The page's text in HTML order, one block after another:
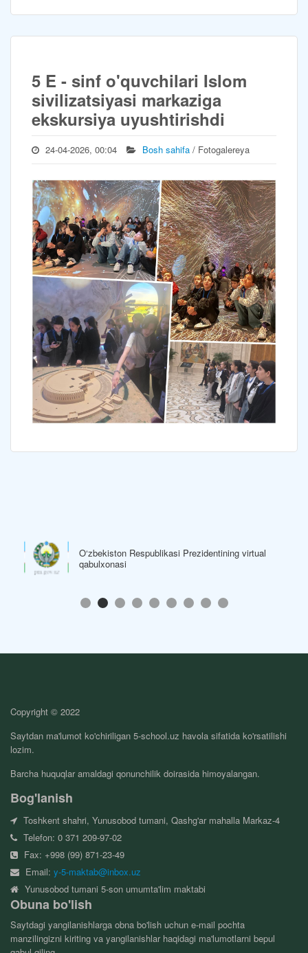
5 E - sinf o'quvchilari Islom
sivilizatsiyasi markaziga
ekskursiya uyushtirishdi
24-04-2026, 00:04 Bosh sahifa / Fotogalereya
O‘zbekiston Respublikasi Prezidentining virtual
qabulxonasi
Copyright © 2022
Saytdan ma'lumot ko'chiriligan 5-school.uz havola sifatida ko'rsatilishi
lozim.
Barcha huquqlar amaldagi qonunchilik doirasida himoyalangan.
Bog'lanish
Toshkent shahri, Yunusobod tumani, Qashg'ar mahalla Markaz-4
Telefon: 0 371 209-97-02
Fax: +998 (99) 871-23-49
Email:y-5-maktab@inbox.uz
Yunusobod tumani 5-son umumta'lim maktabi
Obuna bo'lish
Saytdagi yangilanishlarga obna bo'lish uchun e-mail pochta
manzilingizni kiriting va yangilanishlar haqidagi ma'lumotlarni bepul